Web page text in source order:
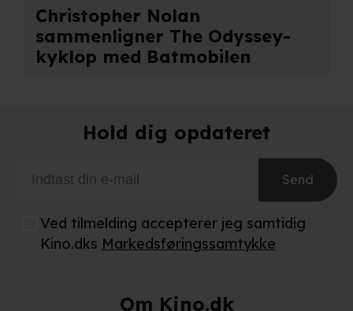
Christopher Nolan
sammenligner The Odyssey-
kyklop med Batmobilen
Hold dig opdateret
Send
Ved tilmelding accepterer jeg samtidig
Kino.dks Markedsføringssamtykke
Om Kino.dk